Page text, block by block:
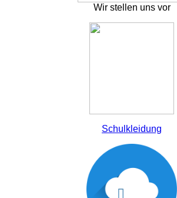
Wir stellen uns vor
Schulkleidung